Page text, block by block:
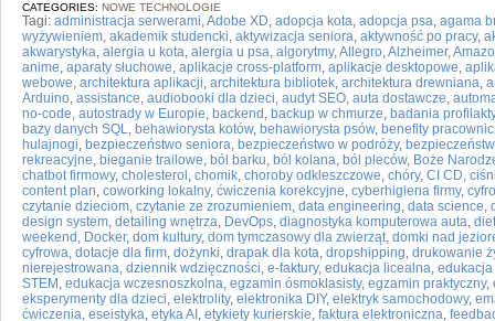
CATEGORIES: NOWE TECHNOLOGIE
Tagi: administracja serwerami,Adobe XD, adopcja kota, adopcja psa, agama
wyżywieniem, akademik studencki, aktywizacja seniora, aktywność po pracy,
akwarystyka, alergia u kota, alergia u psa, algorytmy,Allegro,Alzheimer,
anime, aparaty słuchowe, aplikacje cross-platform, aplikacje desktopowe,
webowe, architektura aplikacji, architektura bibliotek, architektura drewniana,
Arduino, assistance, audiobooki dla dzieci, audyt SEO, auta dostawcze,
no-code, autostrady w Europie, backend , backup w chmurze, badania
bazy danych SQL, behawiorysta kotów, behawiorysta psów, benefity
hulajnogi, bezpieczeństwo seniora, bezpieczeństwo w podróży,
rekreacyjne, bieganie trailowe, ból barku, ból kolana, ból pleców, Boże
chatbot firmowy, cholesterol , chomik, choroby odkleszczowe, chóry, CI CD,
content plan, coworking lokalny, ćwiczenia korekcyjne, cyberhigiena firmy,
czytanie dzieciom, czytanie ze zrozumieniem, data engineering, data science,
design system, detailing wnętrza, DevOps, diagnostyka komputerowa auta,
weekend , Docker, dom kultury, dom tymczasowy dla zwierząt, domki nad
cyfrowa, dotacje dla firm, dożynki, drapak dla kota, dropshipping, drukowanie
nierejestrowana, dziennik wdzięczności, e-faktury, edukacja licealna,
STEM , edukacja wczesnoszkolna, egzamin ósmoklasisty, egzamin praktyczny,
eksperymenty dla dzieci, elektrolity, elektronika DIY, elektryk samochodowy,
ćwiczenia, eseistyka, etyka AI , etykiety kurierskie, faktura elektroniczna,